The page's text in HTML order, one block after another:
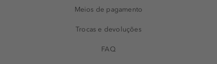
Meios de pagamento
Trocas e devoluções
FAQ